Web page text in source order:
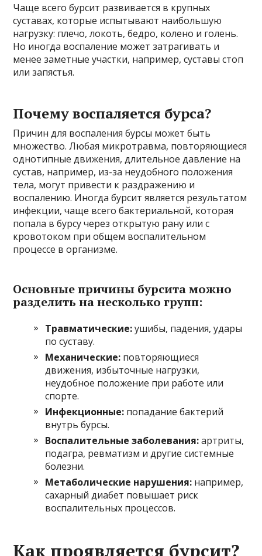
Чаще всего бурсит развивается в крупных
суставах, которые испытывают наибольшую
нагрузку: плечо, локоть, бедро, колено и голень.
Но иногда воспаление может затрагивать и
менее заметные участки, например, суставы стоп
или запястья.
Почему воспаляется бурса?
Причин для воспаления бурсы может быть
множество. Любая микротравма, повторяющиеся
однотипные движения, длительное давление на
сустав, например, из-за неудобного положения
тела, могут привести к раздражению и
воспалению. Иногда бурсит является результатом
инфекции, чаще всего бактериальной, которая
попала в бурсу через открытую рану или с
кровотоком при общем воспалительном
процессе в организме.
Основные причины бурсита можно
разделить на несколько групп:
Травматические:ушибы, падения, удары
по суставу.
Механические: повторяющиеся
движения, избыточные нагрузки,
неудобное положение при работе или
спорте.
Инфекционные: попадание бактерий
внутрь бурсы.
Воспалительные заболевания:артриты,
подагра, ревматизм и другие системные
болезни.
Метаболические нарушения: например,
сахарный диабет повышает риск
воспалительных процессов.
Как проявляется бурсит?